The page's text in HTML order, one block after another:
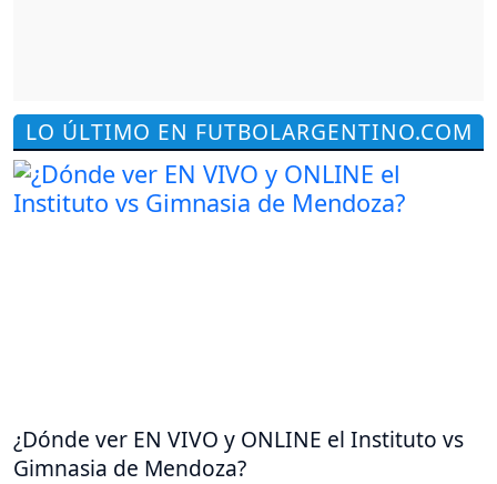
LO ÚLTIMO EN FUTBOLARGENTINO.COM
¿Dónde ver EN VIVO y ONLINE el Instituto vs
Gimnasia de Mendoza?